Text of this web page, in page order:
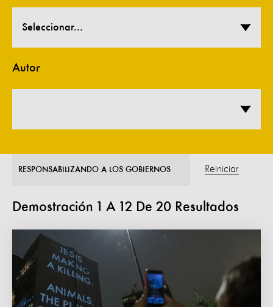
Seleccionar...
Autor
RESPONSABILIZANDO A LOS GOBIERNOS Reiniciar
Demostración 1 A 12 De 20 Resultados